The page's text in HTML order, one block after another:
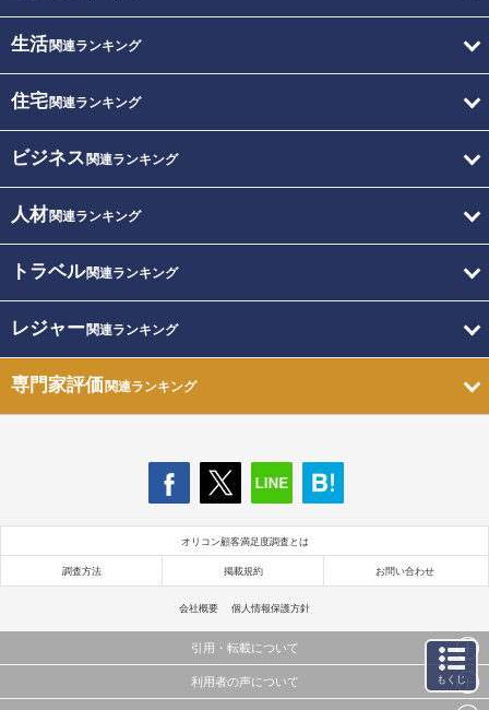
生活関連ランキング
住宅関連ランキング
ビジネス 関連ランキング
人材関連ランキング
トラベル関連ランキング
レジャー関連ランキング
専門家評価関連ランキング
オリコン顧客満足度調査とは
調査方法 掲載規約 お問い合わせ
会社概要 個人情報保護方針
引用・転載について
当サイトで公開されている情報（文字、写真、イラスト、画像データ等）及びこれらの配置・
利用者の声について もくじ